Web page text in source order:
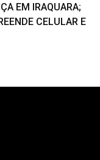
EM IRAQUARA;
CELULAR E